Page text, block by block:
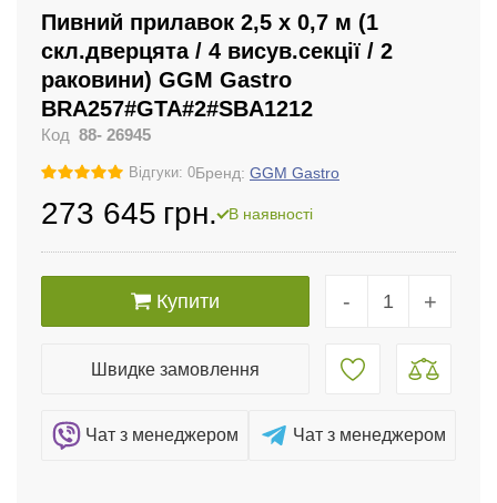
Пивний прилавок 2,5 x 0,7 м (1
скл.дверцята / 4 висув.секції / 2
раковини) GGM Gastro
BRA257#GTA#2#SBA1212
Код 88- 26945
Відгуки: 0Бренд: GGM Gastro
273 645 грн. В наявності
- +
Купити
Швидке замовлення
Чат з менеджером Чат з менеджером